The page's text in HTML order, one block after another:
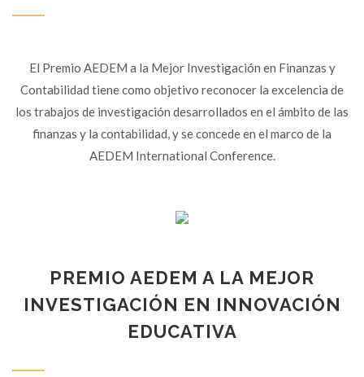
El Premio AEDEM a la Mejor Investigación en Finanzas y
Contabilidad tiene como objetivo reconocer la excelencia de
los trabajos de investigación desarrollados en el ámbito de las
finanzas y la contabilidad, y se concede en el marco de la
AEDEM International Conference.
PREMIO AEDEM A LA MEJOR
INVESTIGACIÓN EN INNOVACIÓN
EDUCATIVA